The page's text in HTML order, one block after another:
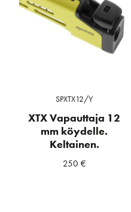
SPXTX12/Y
XTX Vapauttaja 12
mm köydelle.
Keltainen.
250 €